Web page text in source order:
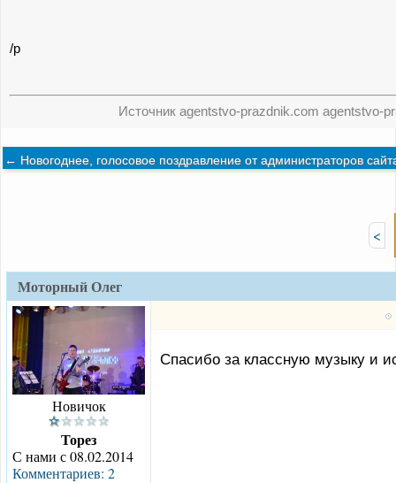
/p
Источник agentstvo-prazdnik.com agentstvo-
← Новогоднее, голосовое поздравление от администраторов
<
Моторный Олег
Новичок
Торез
С нами с 08.02.2014
Комментариев: 2
Спасибо за классную музыку и